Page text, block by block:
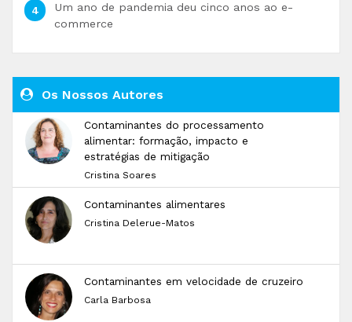
Um ano de pandemia deu cinco anos ao e-
commerce
Os Nossos Autores
Contaminantes do processamento
alimentar: formação, impacto e
estratégias de mitigação
Cristina Soares
Contaminantes alimentares
Cristina Delerue-Matos
Contaminantes em velocidade de cruzeiro
Carla Barbosa